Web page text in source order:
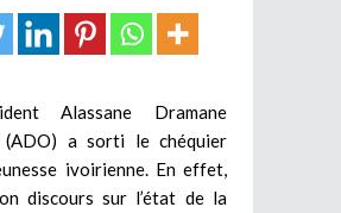
Alassane Dramane
(ADO) a sorti le chéquier
ivoirienne. En effet,
discours sur l’état de la